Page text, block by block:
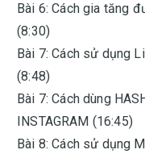
Bài 6: Cách gia tăng
(8:30)
Bài 7: Cách sử dụng
(8:48)
Bài 7: Cách dùng
INSTAGRAM (16:45)
Bài 8: Cách sử dụng